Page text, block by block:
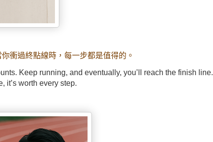
過終點線時，每一步都是值得的。
Keep running, and eventually, you’ll reach the finish line.
it’s worth every step.